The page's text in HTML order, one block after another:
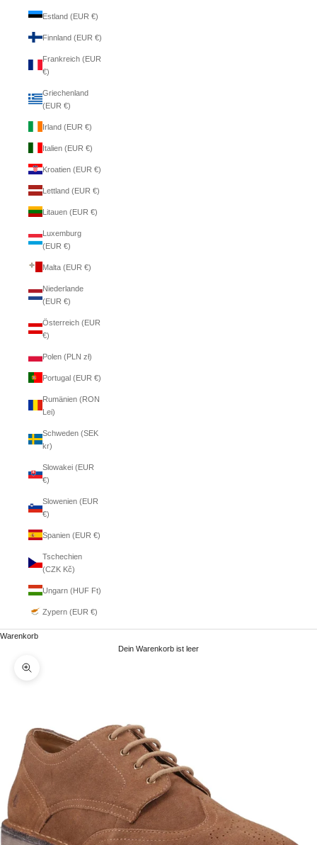
Estland (EUR €)
Finnland (EUR €)
Frankreich (EUR
€)
Griechenland
(EUR €)
Irland (EUR €)
Italien (EUR €)
Kroatien (EUR €)
Lettland (EUR €)
Litauen (EUR €)
Luxemburg
(EUR €)
Malta (EUR €)
Niederlande
(EUR €)
Österreich (EUR
€)
Polen (PLN zł)
Portugal (EUR €)
Rumänien (RON
Lei)
Schweden (SEK
kr)
Slowakei (EUR
€)
Slowenien (EUR
€)
Spanien (EUR €)
Tschechien
(CZK Kč)
Ungarn (HUF Ft)
Zypern (EUR €)
Warenkorb
Dein Warenkorb ist leer
Bild vergrößern